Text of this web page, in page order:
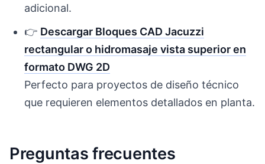
adicional.
👉 Descargar Bloques CAD Jacuzzi
rectangular o hidromasaje vista superior en
formato DWG 2D
Perfecto para proyectos de diseño técnico
que requieren elementos detallados en planta.
Preguntas frecuentes